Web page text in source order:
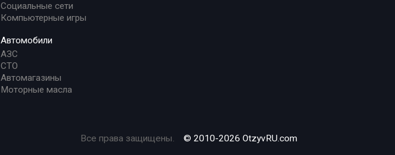
Социальные сети
Компьютерные игры
Автомобили
АЗС
СТО
Автомагазины
Моторные масла
Все права защищены. © 2010-2026 OtzyvRU.com